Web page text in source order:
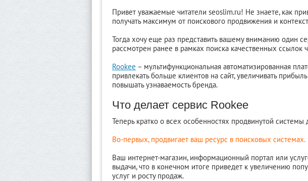
Привет уважаемые читатели seoslim.ru! Не знаете, как
получать максимум от поискового продвижения и
Тогда хочу еще раз представить вашему вниманию один
рассмотрен ранее в рамках поиска качественных ссылок
Rookee – мультифункциональная автоматизированная
привлекать больше клиентов на сайт, увеличивать
повышать узнаваемость бренда.
Что делает сервис Rookee
Теперь кратко о всех особенностях продвинутой системы
Во-первых, продвигает ваш ресурс в поисковых системах.
Ваш интернет-магазин, информационный портал или
выдачи, что в конечном итоге приведет к увеличению
услуг и росту продаж.